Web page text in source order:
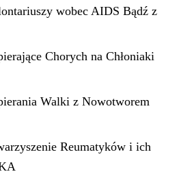
wobec AIDS Bądź z
Chorych na Chłoniaki
Walki z Nowotworem
Reumatyków i ich